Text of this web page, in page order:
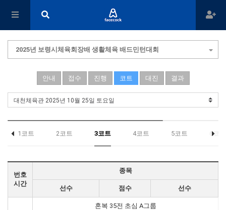
2025년 보령시체육회장배 생활체육 배드민턴대회
안내 접수 진행 코트 대진 결과
1코트 2코트 3코트 4코트 5코트 6코트
번호
시간
종목
선수 점수 선수
혼복 35전 초심 A그룹